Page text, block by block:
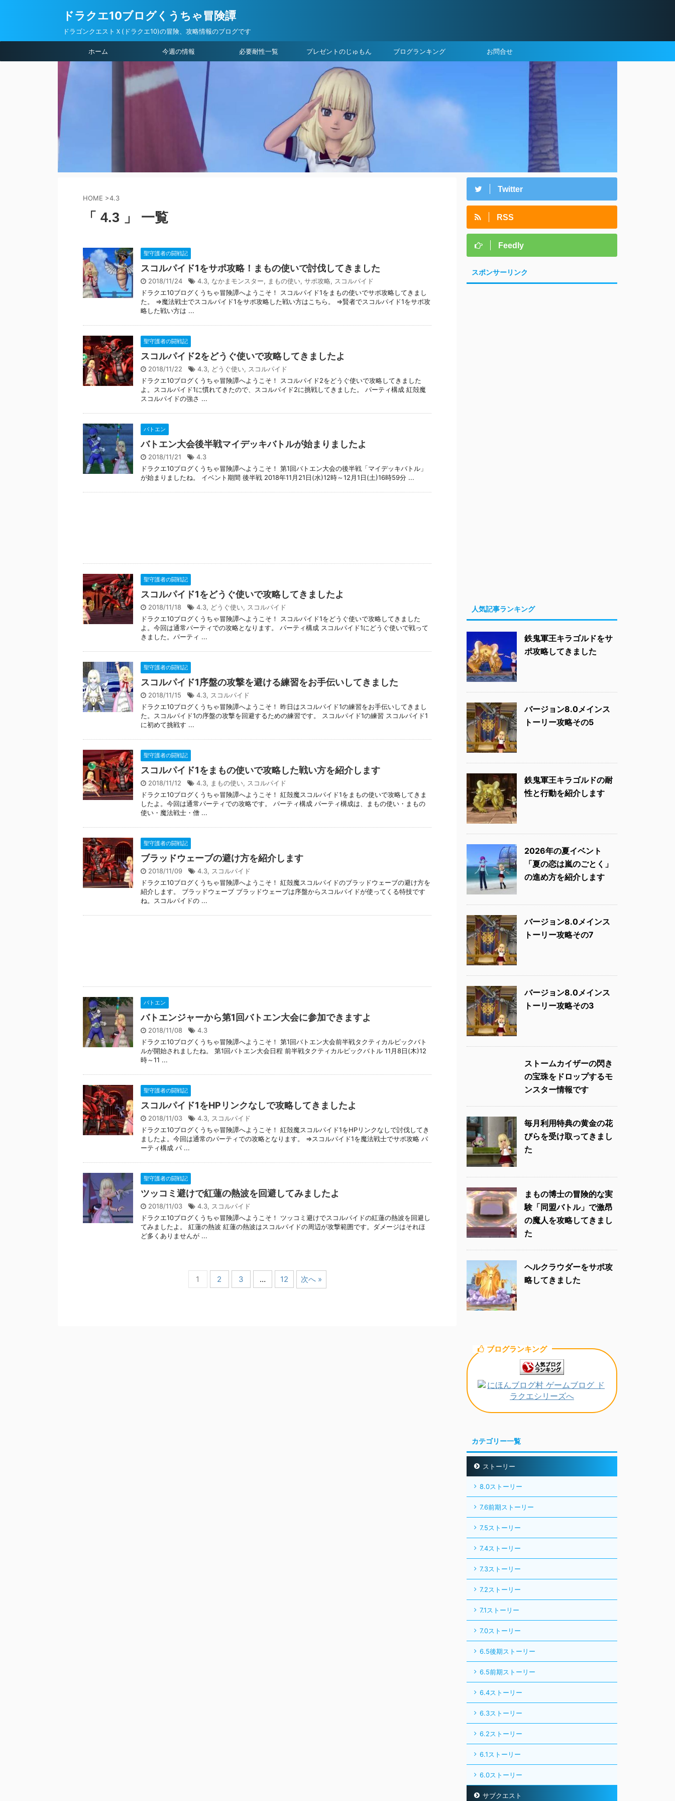
ドラクエ10ブログくうちゃ冒険譚
ドラゴンクエストＸ(ドラクエ10)の冒険、攻略情報のブログです
ホーム 今週の情報 必要耐性一覧 プレゼントのじゅもん ブログランキング お問合せ
HOME >4.3
「 4.3 」 一覧
聖守護者の闘戦記
スコルパイド1をサポ攻略！まもの使いで討伐してきました
2018/11/24 4.3, なかまモンスター, まもの使い, サポ攻略, スコルパイド
ドラクエ10ブログくうちゃ冒険譚へようこそ！ スコルパイド1をまもの使いでサポ攻略してきまし
た。 ⇒魔法戦士でスコルパイド1をサポ攻略した戦い方はこちら。 ⇒賢者でスコルパイド1をサポ攻
略した戦い方は ...
聖守護者の闘戦記
スコルパイド2をどうぐ使いで攻略してきましたよ
2018/11/22 4.3, どうぐ使い, スコルパイド
ドラクエ10ブログくうちゃ冒険譚へようこそ！ スコルパイド2をどうぐ使いで攻略してきました
よ。スコルパイド1に慣れてきたので、スコルパイド2に挑戦してきました。 パーティ構成 紅殻魔
スコルパイドの強さ ...
バトエン
バトエン大会後半戦マイデッキバトルが始まりましたよ
2018/11/21
4.3
ドラクエ10ブログくうちゃ冒険譚へようこそ！ 第1回バトエン大会の後半戦「マイデッキバトル」
が始まりましたね。 イベント期間 後半戦 2018年11月21日(水)12時～12月1日(土)16時59分 ...
聖守護者の闘戦記
スコルパイド1をどうぐ使いで攻略してきましたよ
2018/11/18 4.3, どうぐ使い, スコルパイド
ドラクエ10ブログくうちゃ冒険譚へようこそ！ スコルパイド1をどうぐ使いで攻略してきました
よ。今回は通常パーティでの攻略となります。 パーティ構成 スコルパイド1にどうぐ使いで戦って
きました。パーティ ...
聖守護者の闘戦記
スコルパイド1序盤の攻撃を避ける練習をお手伝いしてきました
2018/11/15 4.3, スコルパイド
ドラクエ10ブログくうちゃ冒険譚へようこそ！ 昨日はスコルパイド1の練習をお手伝いしてきまし
た。スコルパイド1の序盤の攻撃を回避するための練習です。 スコルパイド1の練習 スコルパイド1
に初めて挑戦す ...
聖守護者の闘戦記
スコルパイド1をまもの使いで攻略した戦い方を紹介します
2018/11/12 4.3, まもの使い, スコルパイド
ドラクエ10ブログくうちゃ冒険譚へようこそ！ 紅殻魔スコルパイド1をまもの使いで攻略してきま
したよ。今回は通常パーティでの攻略です。 パーティ構成 パーティ構成は、まもの使い・まもの
使い・魔法戦士・僧 ...
聖守護者の闘戦記
ブラッドウェーブの避け方を紹介します
2018/11/09 4.3, スコルパイド
ドラクエ10ブログくうちゃ冒険譚へようこそ！ 紅殻魔スコルパイドのブラッドウェーブの避け方を
紹介します。 ブラッドウェーブ ブラッドウェーブは序盤からスコルパイドが使ってくる特技です
ね。スコルパイドの ...
バトエン
バトエンジャーから第1回バトエン大会に参加できますよ
2018/11/08
4.3
ドラクエ10ブログくうちゃ冒険譚へようこそ！ 第1回バトエン大会前半戦タクティカルピックバト
ルが開始されましたね。 第1回バトエン大会日程 前半戦タクティカルピックバトル 11月8日(木)12
時～11 ...
聖守護者の闘戦記
スコルパイド1をHPリンクなしで攻略してきましたよ
2018/11/03 4.3, スコルパイド
ドラクエ10ブログくうちゃ冒険譚へようこそ！ 紅殻魔スコルパイド1をHPリンクなしで討伐してき
ましたよ。今回は通常のパーティでの攻略となります。 ⇒スコルパイド1を魔法戦士でサポ攻略 パ
ーティ構成 パ ...
聖守護者の闘戦記
ツッコミ避けで紅蓮の熱波を回避してみましたよ
2018/11/03 4.3, スコルパイド
ドラクエ10ブログくうちゃ冒険譚へようこそ！ ツッコミ避けでスコルパイドの紅蓮の熱波を回避し
てみましたよ。 紅蓮の熱波 紅蓮の熱波はスコルパイドの周辺が攻撃範囲です。ダメージはそれほ
ど多くありませんが ...
1 2 3 … 12 次へ »
Twitter
RSS
Feedly
スポンサーリンク
人気記事ランキング
鉄鬼軍王キラゴルドをサ
ポ攻略してきました
バージョン8.0メインス
トーリー攻略その5
鉄鬼軍王キラゴルドの耐
性と行動を紹介します
2026年の夏イベント
「夏の恋は嵐のごとく」
の進め方を紹介します
バージョン8.0メインス
トーリー攻略その7
バージョン8.0メインス
トーリー攻略その3
ストームカイザーの閃き
の宝珠をドロップするモ
ンスター情報です
毎月利用特典の黄金の花
びらを受け取ってきまし
た
まもの博士の冒険的な実
験「同盟バトル」で激昂
の魔人を攻略してきまし
た
ヘルクラウダーをサポ攻
略してきました
ブログランキング
カテゴリー一覧
ストーリー
8.0ストーリー
7.6前期ストーリー
7.5ストーリー
7.4ストーリー
7.3ストーリー
7.2ストーリー
7.1ストーリー
7.0ストーリー
6.5後期ストーリー
6.5前期ストーリー
6.4ストーリー
6.3ストーリー
6.2ストーリー
6.1ストーリー
6.0ストーリー
サブクエスト